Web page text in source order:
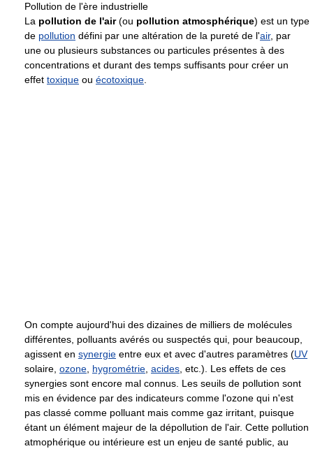
Pollution de l'ère industrielle
La pollution de l'air(ou pollution atmosphérique) est un type
de pollution défini par une altération de la pureté de l'air, par
une ou plusieurs substances ou particules présentes à des
concentrations et durant des temps suffisants pour créer un
effet toxique ou écotoxique
On compte aujourd'hui des dizaines de milliers de molécules
différentes, polluants avérés ou suspectés qui, pour beaucoup,
agissent en synergie entre eux et avec d'autres paramètres (UV
solaire, ozone hygrométrie acides , etc.). Les effets de ces
synergies sont encore mal connus. Les seuils de pollution sont
mis en évidence par des indicateurs comme l'ozone qui n'est
pas classé comme polluant mais comme gaz irritant, puisque
étant un élément majeur de la dépollution de l'air. Cette pollution
atmophérique ou intérieure est un enjeu de santé public, au